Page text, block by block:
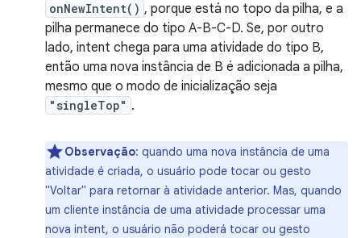
onNewIntent() , porque está no topo da pilha, e a
pilha permanece do tipo A-B-C-D. Se, por outro
lado, intent chega para uma atividade do tipo B,
então uma nova instância de B é adicionada a pilha,
mesmo que o modo de inicialização seja
"singleTop" .
Observação: quando uma nova instância de uma
atividade é criada, o usuário pode tocar ou gesto
"Voltar" para retornar à atividade anterior. Mas, quando
um cliente instância de uma atividade processar uma
nova intent, o usuário não poderá tocar ou gesto